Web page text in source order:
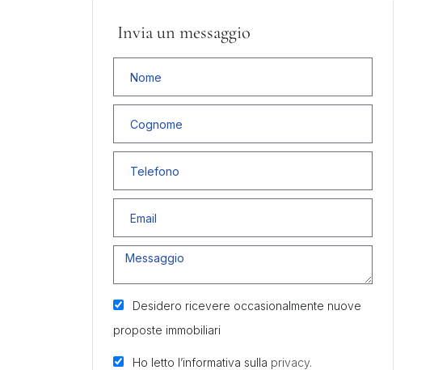
Invia un messaggio
Desidero ricevere occasionalmente nuove
proposte immobiliari
Ho letto l’informativa sulla privacy.